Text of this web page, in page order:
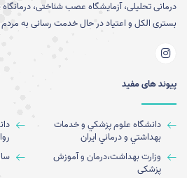
درمانی تحلیلی، آزمایشگاه عصب شناختی،
بستری الکل و اعتیاد در حال خدمت رسانی به
پیوند های مفید
دانشگاه علوم پزشكي و خدمات
بهداشتي و درماني ايران
وزارت بهداشت،درمان و آموزش
پزشکی